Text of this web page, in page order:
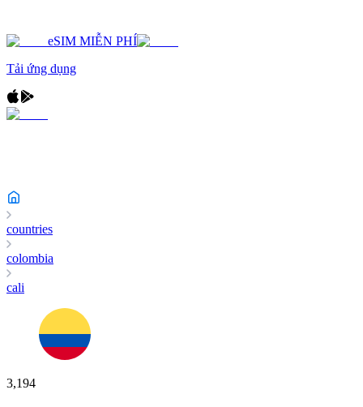
eSIM MIỄN PHÍ
Tải ứng dụng
countries
colombia
cali
3,194